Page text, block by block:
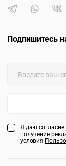
Подпишитесь
Я даю согласие
получение
условия